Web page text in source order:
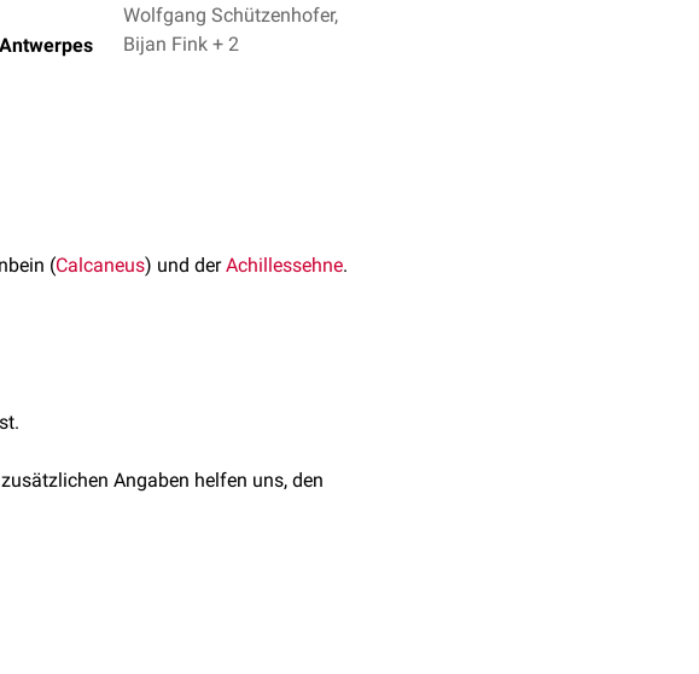
Wolfgang Schützenhofer,
Bijan Fink + 2
(Calcaneus) und derAchillessehne.
hin wieder breiter wird, und der
ein
Entfernung derselben.
Angaben helfen uns, den